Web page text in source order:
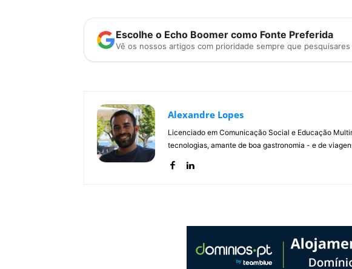
Escolhe o Echo Boomer como Fonte Preferida
Vê os nossos artigos com prioridade sempre que
Alexandre Lopes
Licenciado em Comunicação Social e Educação
tecnologias, amante de boa gastronomia - e de